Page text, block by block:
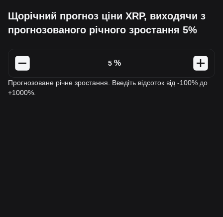
Щорічний прогноз ціни XRP, виходячи з
прогнозованого річного зростання 5%
%
Прогнозоване річне зростання. Введіть відсоток від -100% до
+1000%.